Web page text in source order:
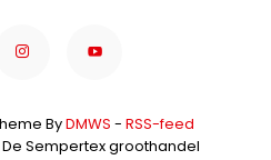
ByDMWS - RSS-feed
De Sempertex groothandel